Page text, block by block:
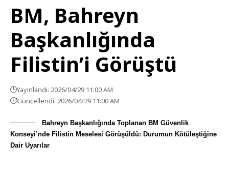
BM, Bahreyn
Başkanlığında
Filistin’i Görüştü
Yayınlandı: 2026/04/29 11:00 AM
Güncellendi: 2026/04/29 11:00 AM
Bahreyn Başkanlığında Toplanan BM Güvenlik
Konseyi’nde Filistin Meselesi Görüşüldü: Durumun Kötüleştiğine
Dair Uyarılar